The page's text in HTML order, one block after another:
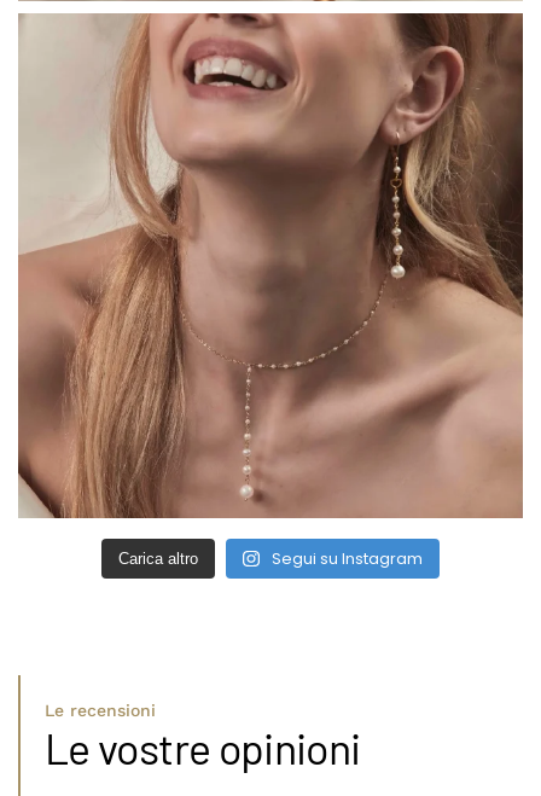
Carica altro Segui su Instagram
Le recensioni
Le vostre opinioni